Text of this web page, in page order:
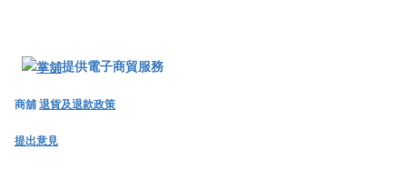
提供電子商貿服務
商舖退貨及退款政策
提出意見